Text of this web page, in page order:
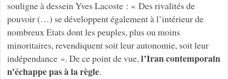
souligne à dessein Yves Lacoste : « Des rivalités de
pouvoir (…) se développent également à l’intérieur de
nombreux Etats dont les peuples, plus ou moins
minoritaires, revendiquent soit leur autonomie, soit leur
indépendance ». De ce point de vue,l’Iran contemporain
n’échappe pas à la règle.